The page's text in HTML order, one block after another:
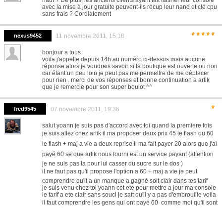
avec la mise à jour gratuite peuvent-ils récup leur nand et clé cpu
sans frais ? Cordialement
nexus9452 11 novembre 2011, 15:18 *****
bonjour a tous
voila j'appelle depuis 14h au numéro ci-dessus mais aucune
réponse alors je voudrais savoir si la boutique est ouverte ou non
car étant un peu loin je peut pas me permettre de me déplacer
pour rien . merci de vos réponses et bonne continuation a artik
que je remercie pour son super boulot ^^
fred9545 07 novembre 2011, 19:36 *
salut yoann je suis pas d'accord avec toi quand la premiere fois
je suis allez chez artik il ma proposer deux prix 45 le flash ou 60 
le flash + maj a vie a deux reprise il ma fait payer 20 alors que j'ai
payé 60 se que artik nous fourni est un service payant (attention
je ne suis pas la pour lui casser du sucre sur le dos )
il ne faut pas qu'il propose l'option a 60 + maj a vie je peut
comprendre qu'il a un manque a gagné soit clair dans tes tarif
je suis venu chez toi yoann cet ete pour mettre a jour ma console
le tarif a ete clair sans souci je sait qu'il y a pas d'embrouille voila
il faut comprendre les gens qui ont payé 60  comme moi qu'il sont